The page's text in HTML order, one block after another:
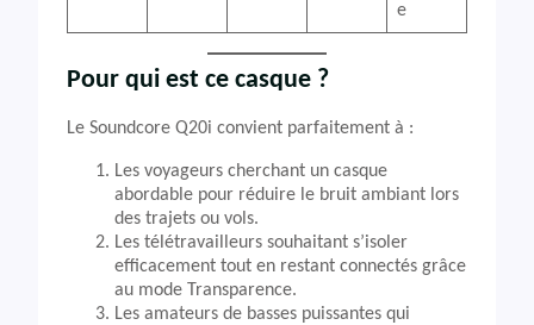
e
Pour qui est ce casque ?
Le Soundcore Q20i convient parfaitement à :
Les voyageurs cherchant un casque
abordable pour réduire le bruit ambiant lors
des trajets ou vols.
Les télétravailleurs souhaitant s’isoler
efficacement tout en restant connectés grâce
au mode Transparence.
Les amateurs de basses puissantes qui